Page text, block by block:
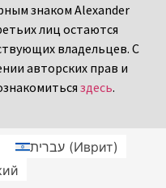
знаком Alexander
лиц остаются
владельцев. С
авторских прав и
здесь.
עברית(Иврит)